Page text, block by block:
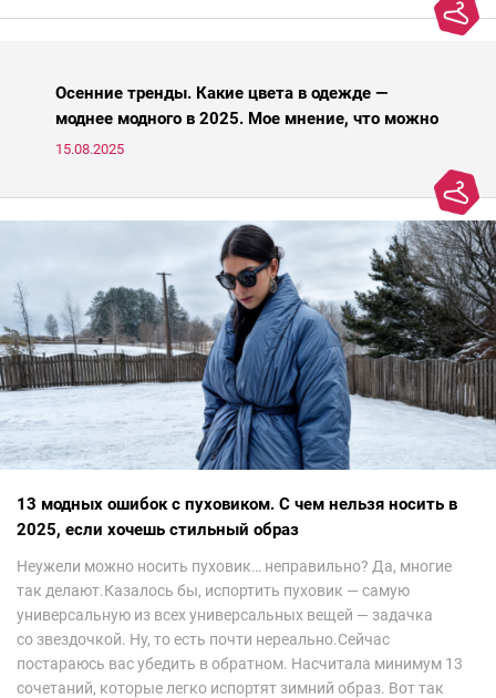
Осенние тренды. Какие цвета в одежде —
моднее модного в 2025. Мое мнение, что можно
носить, а что нет
15.08.2025
13 модных ошибок с пуховиком. С чем нельзя носить в
2025, если хочешь стильный образ
Неужели можно носить пуховик… неправильно? Да, многие
так делают.Казалось бы, испортить пуховик — самую
универсальную из всех универсальных вещей — задачка
со звездочкой. Ну, то есть почти нереально.Сейчас
постараюсь вас убедить в обратном. Насчитала минимум 13
сочетаний, которые легко испортят зимний образ. Вот так